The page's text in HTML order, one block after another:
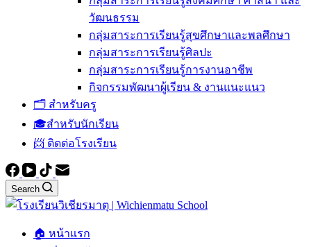
วัฒนธรรม
กลุ่มสาระการเรียนรู้สุขศึกษาและพลศึกษา
กลุ่มสาระการเรียนรู้ศิลปะ
กลุ่มสาระการเรียนรู้การงานอาชีพ
กิจกรรมพัฒนาผู้เรียน & งานแนะแนว
🗂️ สำหรับครู
🎓สำหรับนักเรียน
📨 ติดต่อโรงเรียน
Search
🏠 หน้าแรก